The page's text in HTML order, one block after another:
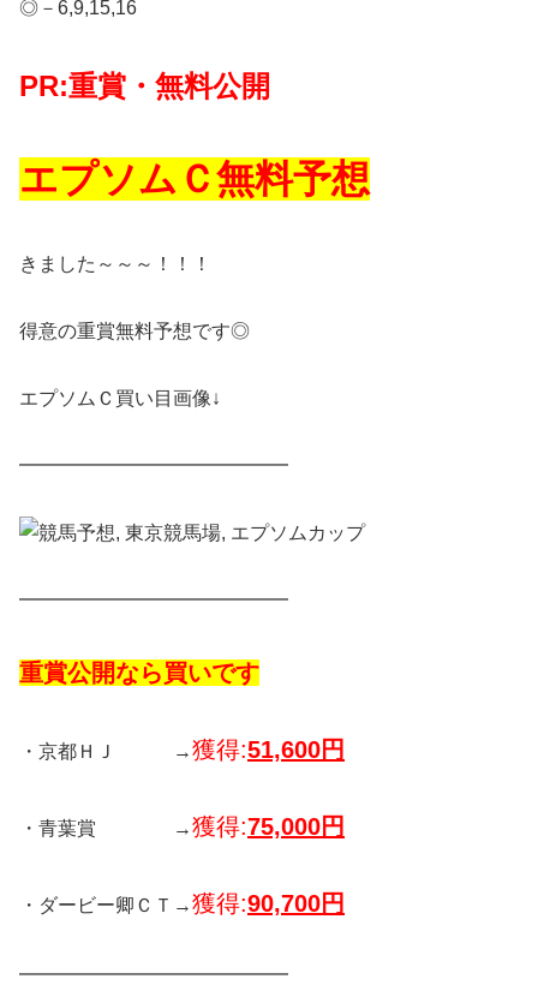
◎－6,9,15,16
PR:重賞・無料公開
エプソムＣ無料予想
きました～～～！！！
得意の重賞無料予想です◎
エプソムＣ買い目画像↓
━━━━━━━━━━━━━━
━━━━━━━━━━━━━━
重賞公開なら買いです
・京都ＨＪ →獲得:51,600円
・青葉賞 →獲得:75,000円
・ダービー卿ＣＴ→獲得:90,700円
━━━━━━━━━━━━━━